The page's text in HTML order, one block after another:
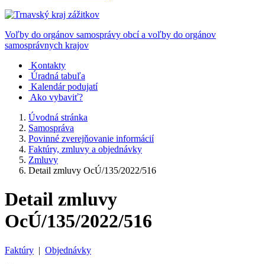
Voľby do orgánov samosprávy obcí a voľby do orgánov
samosprávnych krajov
Kontakty
Úradná tabuľa
Kalendár podujatí
Ako vybaviť?
Úvodná stránka
Samospráva
Povinné zverejňovanie informácií
Faktúry, zmluvy a objednávky
Zmluvy
Detail zmluvy OcÚ/135/2022/516
Detail zmluvy
OcÚ/135/2022/516
Faktúry | Objednávky